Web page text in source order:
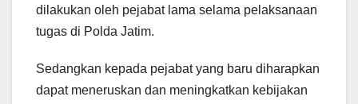
dilakukan oleh pejabat lama selama pelaksanaan
tugas di Polda Jatim.
Sedangkan kepada pejabat yang baru diharapkan
dapat meneruskan dan meningkatkan kebijakan